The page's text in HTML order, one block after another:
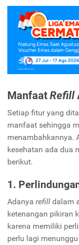
ManfaatRefill
Setiap fitur yang
manfaat sehingga
menambahkannya.
kesehatan ada dua
berikut.
1.
Adanya refill dalam
ketenangan pikiran
karena memiliki
perlu lagi